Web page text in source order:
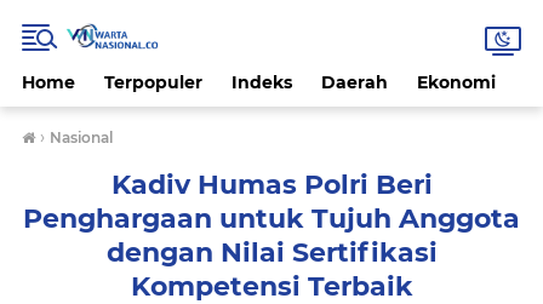
Home Terpopuler Indeks Daerah Ekonomi
› Nasional
Kadiv Humas Polri Beri
Penghargaan untuk Tujuh Anggota
dengan Nilai Sertifikasi
Kompetensi Terbaik